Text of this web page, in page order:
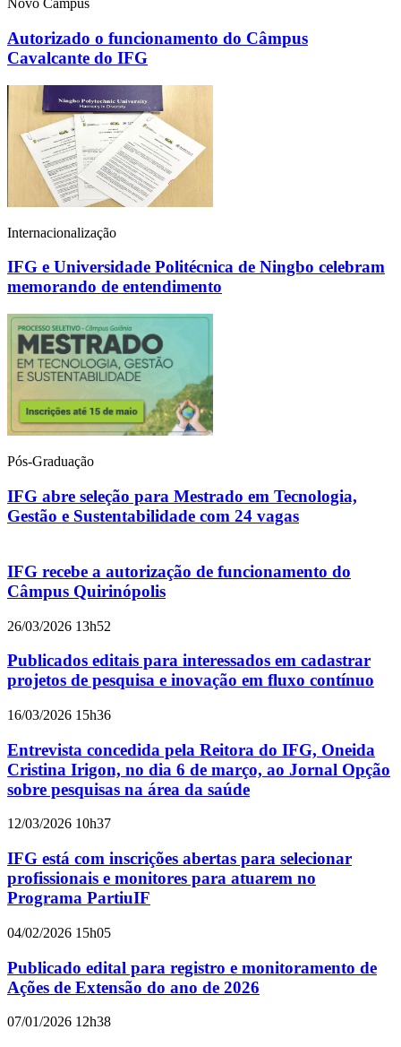
Novo Câmpus
Autorizado o funcionamento do Câmpus
Cavalcante do IFG
Internacionalização
IFG e Universidade Politécnica de Ningbo celebram
memorando de entendimento
Pós-Graduação
IFG abre seleção para Mestrado em Tecnologia,
Gestão e Sustentabilidade com 24 vagas
IFG recebe a autorização de funcionamento do
Câmpus Quirinópolis
26/03/2026 13h52
Publicados editais para interessados em cadastrar
projetos de pesquisa e inovação em fluxo contínuo
16/03/2026 15h36
Entrevista concedida pela Reitora do IFG, Oneida
Cristina Irigon, no dia 6 de março, ao Jornal Opção
sobre pesquisas na área da saúde
12/03/2026 10h37
IFG está com inscrições abertas para selecionar
profissionais e monitores para atuarem no
Programa PartiuIF
04/02/2026 15h05
Publicado edital para registro e monitoramento de
Ações de Extensão do ano de 2026
07/01/2026 12h38